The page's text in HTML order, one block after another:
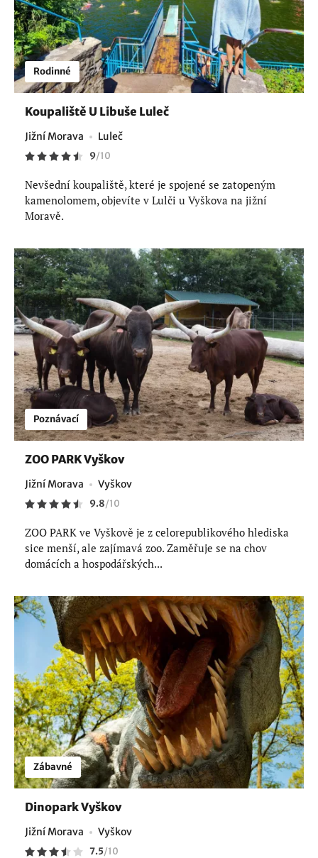
Rodinné
Koupaliště U Libuše Luleč
Jižní Morava Luleč
9/10
Nevšední koupaliště, které je spojené se zatopeným
kamenolomem, objevíte v Lulči u Vyškova na jižní
Moravě.
Poznávací
ZOO PARK Vyškov
Jižní Morava Vyškov
9.8/10
ZOO PARK ve Vyškově je z celorepublikového hlediska
sice menší, ale zajímavá zoo. Zaměřuje se na chov
domácích a hospodářských...
Zábavné
Dinopark Vyškov
Jižní Morava Vyškov
7.5/10